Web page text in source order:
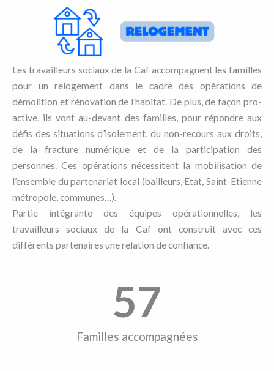
Les travailleurs sociaux de la Caf accompagnent les familles
pour un relogement dans le cadre des opérations de
démolition et rénovation de l’habitat. De plus, de façon pro-
active, ils vont au-devant des familles, pour répondre aux
défis des situations d’isolement, du non-recours aux droits,
de la fracture numérique et de la participation des
personnes. ​Ces opérations nécessitent la mobilisation de
l’ensemble du partenariat local (bailleurs, Etat, Saint-Etienne
métropole, communes…). ​
Partie intégrante des équipes opérationnelles, les
travailleurs sociaux de la Caf ont construit avec ces
différents partenaires une relation de confiance.
Familles accompagnées
57